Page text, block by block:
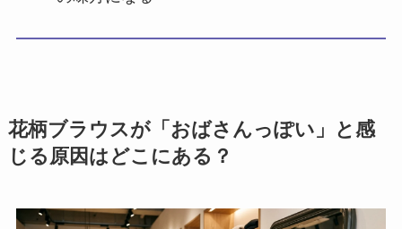
花柄ブラウスが「おばさんっぽい」と感
じる原因はどこにある？